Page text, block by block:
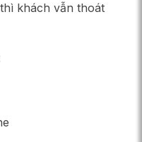
khách vẫn thoát